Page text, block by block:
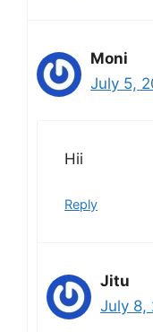
Moni
July 5,
Hii
Reply
Jitu
July 8,